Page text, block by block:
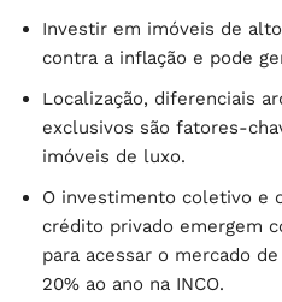
Investir em imóveis de
contra a inflação e pode
Localização, diferenciais
exclusivos são fatores-
imóveis de luxo.
O investimento coletivo e
crédito privado emergem
para acessar o mercado
20% ao ano na INCO.